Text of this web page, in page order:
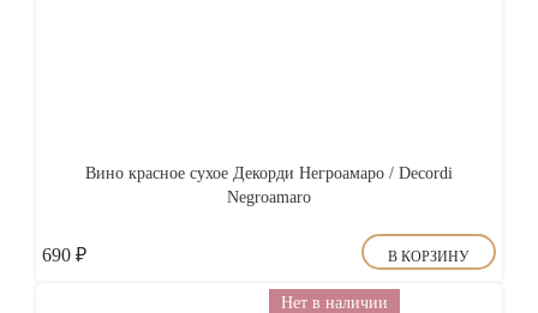
Вино красное сухое Декорди Негроамаро / Decordi
Negroamaro
690 ₽ В КОРЗИНУ
Нет в наличии